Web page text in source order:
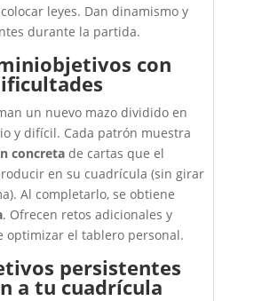
leyes. Dan dinamismo y
durante la partida.
con
un nuevo mazo dividido en
y difícil. Cada patrón muestra
concretade cartas que el
en su cuadrícula (sin girar
Al completarlo, se obtiene
. Ofrecen retos adicionales y
optimizar el tablero personal.
persistentes
a tu cuadrícula